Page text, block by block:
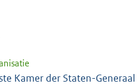
Kamer der Staten-Generaal